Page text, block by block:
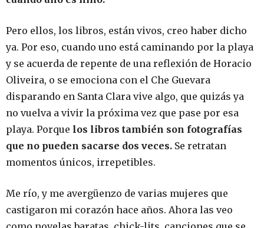
Pero ellos, los libros, están vivos, creo haber dicho
ya. Por eso, cuando uno está caminando por la playa
y se acuerda de repente de una reflexión de Horacio
Oliveira, o se emociona con el Che Guevara
disparando en Santa Clara vive algo, que quizás ya
no vuelva a vivir la próxima vez que pase por esa
playa. Porque los libros también son fotografías
que no pueden sacarse dos veces. Se retratan
momentos únicos, irrepetibles.
Me río, y me avergüenzo de varias mujeres que
castigaron mi corazón hace años. Ahora las veo